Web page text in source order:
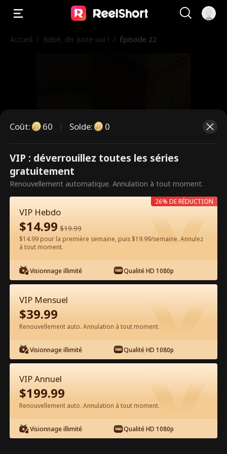
Accueil / Bébé, dis juste oui ! / Épisode 22
Ce sont des épisodes payants.
Débloquez pour regarder.
60 Débloquer maintenant
Épisode 22 - Bébé, dis juste oui ! Film
complet
0-49 50-83 Tous les épisodes
22
Coût: 60 Solde: 0
VIP : déverrouillez toutes les séries
gratuitement
Renouvellement automatique. Annulation à tout moment.
VIP Hebdo
$14.99 $19.99
$14.99 pour la première semaine, puis $19.99/semaine. Annulez
à tout moment.
Visionnage illimité Qualité HD 1080p
26% DE RÉDUCTION
VIP Mensuel
$39.99
Renouvellement auto. Annulation à tout moment.
Visionnage illimité Qualité HD 1080p
VIP Annuel
$199.99
Renouvellement auto. Annulation à tout moment.
Visionnage illimité Qualité HD 1080p